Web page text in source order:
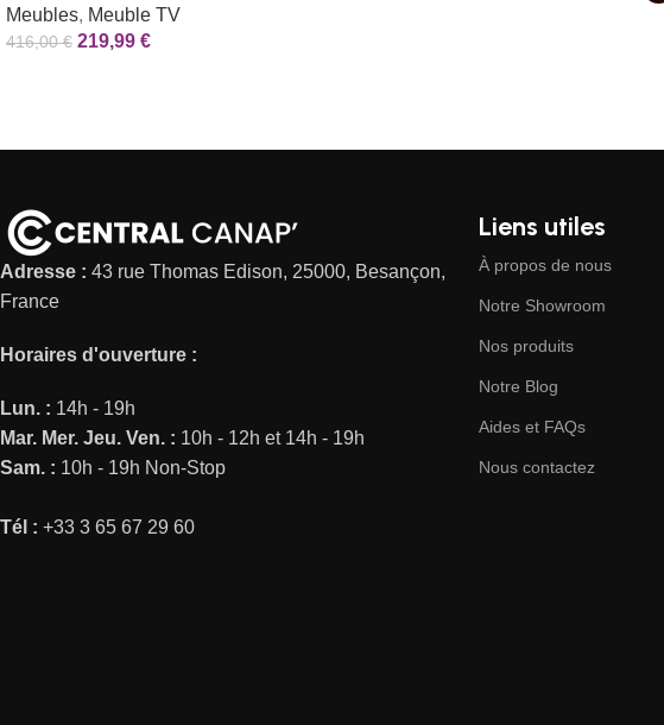
Meubles, Meuble TV
416,00€ 219,99 €
Adresse : 43 rue Thomas Edison, 25000, Besançon,
France
Horaires d'ouverture :
Lun. : 14h - 19h
Mar. Mer. Jeu. Ven. : 10h - 12h et 14h - 19h
Sam. : 10h - 19h Non-Stop
Tél : +33 3 65 67 29 60
Liens utiles
À propos de nous
Notre Showroom
Nos produits
Notre Blog
Aides et FAQs
Nous contactez